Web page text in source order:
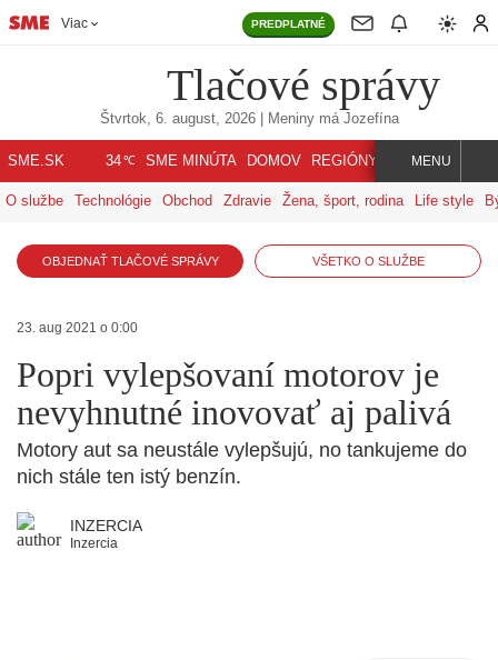
Viac PREDPLATNÉ
Tlačové správy
Štvrtok, 6. august, 2026| Meniny má Jozefína
SME.SK 34℃ SME MINÚTA DOMOV REGIÓNY INDEX SVET
MENU
O službe Technológie Obchod Zdravie Žena, šport, rodina Life style
OBJEDNAŤ TLAČOVÉ SPRÁVY VŠETKO O SLUŽBE
23. aug 2021 o 0:00
Popri vylepšovaní motorov je
nevyhnutné inovovať aj palivá
Motory aut sa neustále vylepšujú, no tankujeme do
nich stále ten istý benzín.
INZERCIA
Inzercia